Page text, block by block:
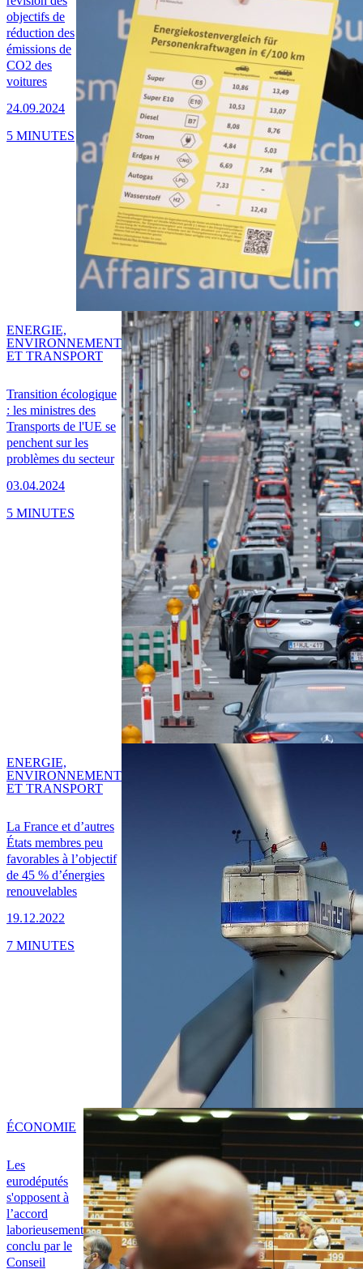
objectifs de
réduction des
émissions de
CO2 des
voitures
24.09.2024
5 MINUTES
Transition écologique
: les ministres des
Transports de l'UE se
penchent sur les
problèmes du secteur
03.04.2024
ENERGIE,
ENVIRONNEMENT
ET TRANSPORT
5 MINUTES
La France et d’autres
États membres peu
favorables à l’objectif
de 45 % d’énergies
renouvelables
19.12.2022
ENERGIE,
ENVIRONNEMENT
ET TRANSPORT
7 MINUTES
Les
eurodéputés
s'opposent à
l’accord
laborieusement
conclu par le
Conseil
ÉCONOMIE